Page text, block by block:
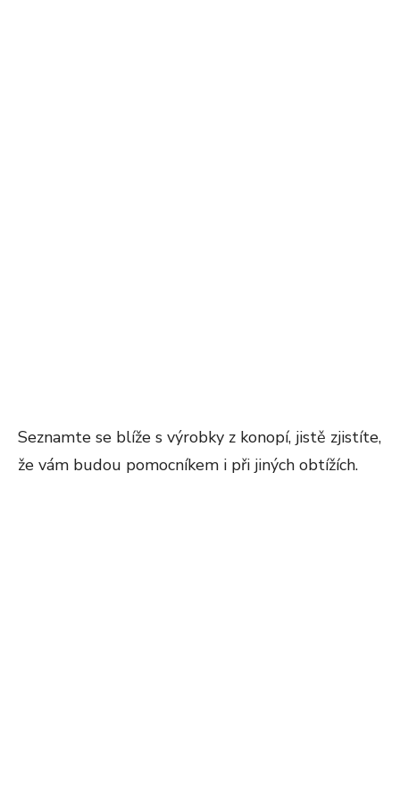
Seznamte se blíže s výrobky z konopí, jistě zjistíte,
že vám budou pomocníkem i při jiných obtížích.